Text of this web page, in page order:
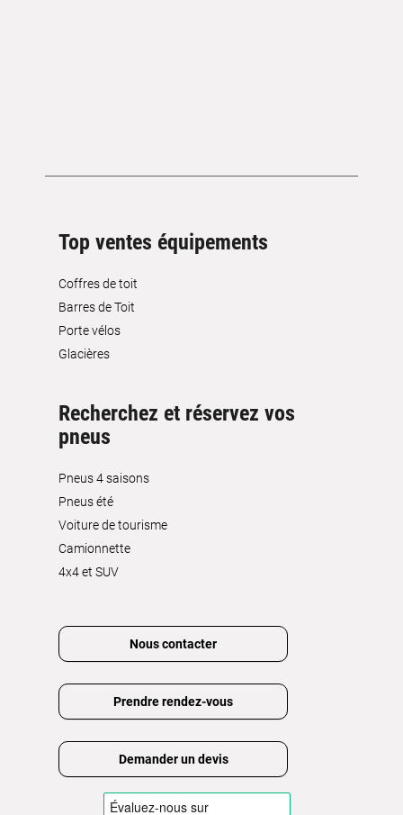
Top ventes équipements
Coffres de toit
Barres de Toit
Porte vélos
Glacières
Recherchez et réservez vos
pneus
Pneus 4 saisons
Pneus été
Voiture de tourisme
Camionnette
4x4 et SUV
Nous contacter
Prendre rendez-vous
Demander un devis